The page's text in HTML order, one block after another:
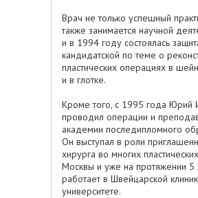
Врач не только успешный
также занимается научной
и в 1994 году состоялась
кандидатской по теме о
пластических операциях в
и в глотке.
Кроме того, с 1995 года Юрий
проводил операции и
академии последипломного
Он выступал в роли
хирурга во многих
Москвы и уже на протяжении 5
работает в Швейцарской
университете.